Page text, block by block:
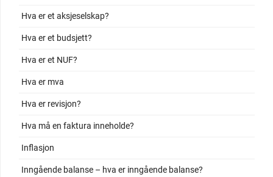
Hva er et aksjeselskap?
Hva er et budsjett?
Hva er et NUF?
Hva er mva
Hva er revisjon?
Hva må en faktura inneholde?
Inflasjon
Inngående balanse – hva er inngående balanse?